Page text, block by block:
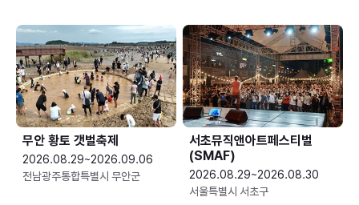
무안 황토 갯벌축제
2026.08.29~2026.09.06
전남광주통합특별시 무안군
서초뮤직앤아트페스티벌
(SMAF)
2026.08.29~2026.08.30
서울특별시 서초구